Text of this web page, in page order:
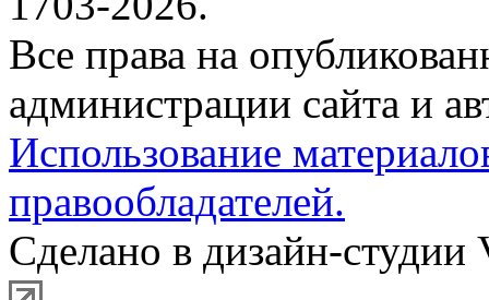
Все права на
администрации сайта и
Использование
правообладателей.
Сделано в дизайн-студии